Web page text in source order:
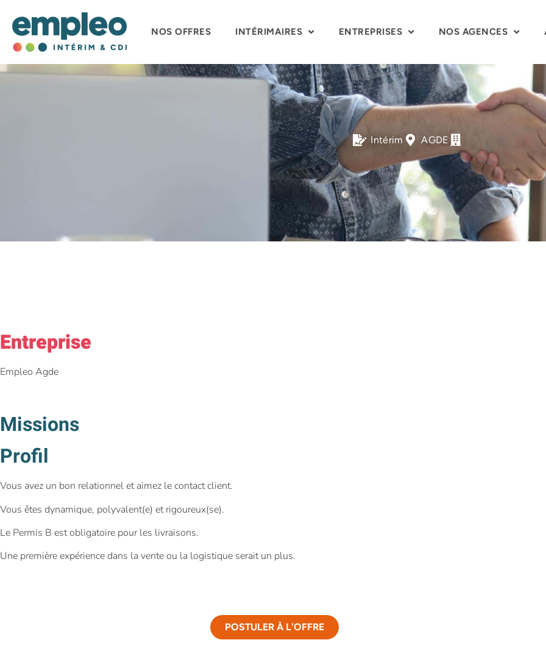
NOS OFFRES INTÉRIMAIRES ENTREPRISES NOS AGENCES
Intérim AGDE
Entreprise
Empleo Agde
Missions
Profil
Vous avez un bon relationnel et aimez le contact client.
Vous êtes dynamique, polyvalent(e) et rigoureux(se).
Le Permis B est obligatoire pour les livraisons.
Une première expérience dans la vente ou la logistique serait un plus.
POSTULER À L'OFFRE